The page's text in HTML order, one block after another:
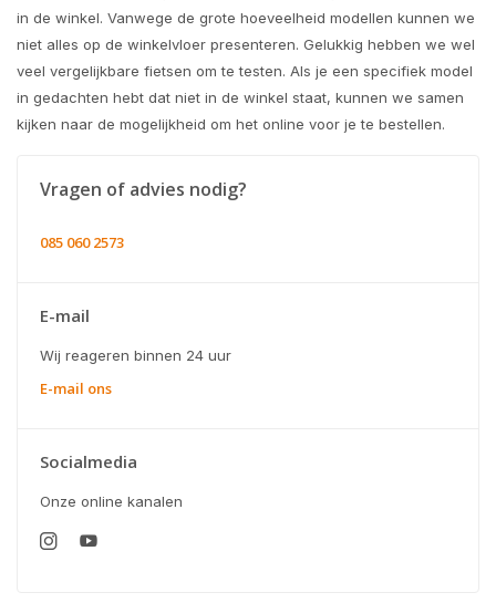
in de winkel. Vanwege de grote hoeveelheid modellen kunnen we
niet alles op de winkelvloer presenteren. Gelukkig hebben we wel
veel vergelijkbare fietsen om te testen. Als je een specifiek model
in gedachten hebt dat niet in de winkel staat, kunnen we samen
kijken naar de mogelijkheid om het online voor je te bestellen.
Vragen of advies nodig?
085 060 2573
E-mail
Wij reageren binnen 24 uur
E-mail ons
Socialmedia
Onze online kanalen